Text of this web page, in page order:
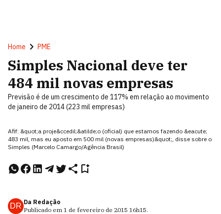
Home PME
Simples Nacional deve ter
484 mil novas empresas
Previsão é de um crescimento de 117% em relação ao movimento
de janeiro de 2014 (223 mil empresas)
Afif: &quot;a proje&ccedil;&atilde;o (oficial) que estamos fazendo &eacute;
483 mil, mas eu aposto em 500 mil (novas empresas)&quot;, disse sobre o
Simples (Marcelo Camargo/Agência Brasil)
DR Da Redação
Publicado em 1 de fevereiro de 2015 16h15.